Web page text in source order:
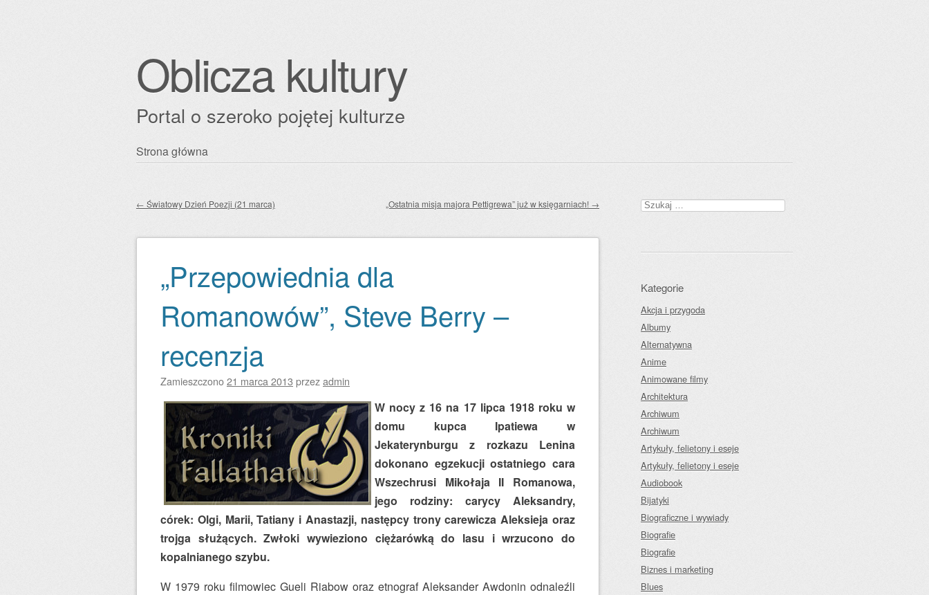
Oblicza kultury
Portal o szeroko pojętej kulturze
Przejdź
Strona główna
Zobacz wpisy
← Światowy Dzień Poezji (21 marca) „Ostatnia misja majora Pettigrewa” już w księgarniach! →
„Przepowiednia dla
Romanowów”, Steve Berry –
recenzja
Zamieszczono21 marca 2013 przezadmin
W nocy z 16 na 17 lipca 1918 roku w
domu kupca Ipatiewa w
Jekaterynburgu z rozkazu Lenina
dokonano egzekucji ostatniego cara
Wszechrusi Mikołaja II Romanowa,
jego rodziny: carycy Aleksandry,
córek: Olgi, Marii, Tatiany i Anastazji, następcy trony carewicza Aleksieja oraz
trojga służących. Zwłoki wywieziono ciężarówką do lasu i wrzucono do
kopalnianego szybu.
W 1979 roku filmowiec Gueli Riabow oraz etnograf Aleksander Awdonin odnaleźli
Szukaj:
Kategorie
Akcja i przygoda
Albumy
Alternatywna
Anime
Animowane filmy
Architektura
Archiwum
Archiwum
Artykuły, felietony i eseje
Artykuły, felietony i eseje
Audiobook
Bijatyki
Biograficzne i wywiady
Biografie
Biografie
Biznes i marketing
Blues